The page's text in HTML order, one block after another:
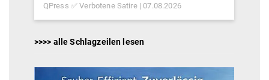
QPress ✅ Verbotene Satire 07.08.2026
>>>> alle Schlagzeilen lesen